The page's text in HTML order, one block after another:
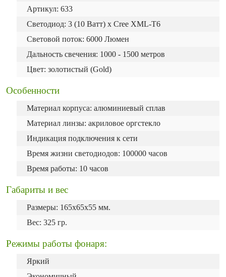
Артикул: 633
Светодиод: 3 (10 Ватт) х Cree XML-T6
Световой поток: 6000 Люмен
Дальность свечения: 1000 - 1500 метров
Цвет: золотистый (Gold)
Особенности
Материал корпуса: алюминиевый сплав
Материал линзы: акриловое оргстекло
Индикация подключения к сети
Время жизни светодиодов: 100000 часов
Время работы: 10 часов
Габариты и вес
Размеры: 165х65х55 мм.
Вес: 325 гр.
Режимы работы фонаря:
Яркий